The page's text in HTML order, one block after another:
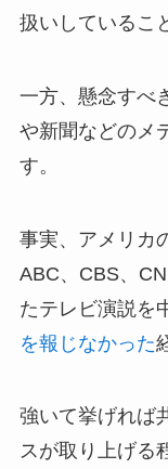
扱いしているこ
一方、懸念すべ
や新聞などのメ
す。
事実、アメリカ
ABC、CBS、
たテレビ演説を
を報じなかった
強いて挙げれば
スが取り上げる